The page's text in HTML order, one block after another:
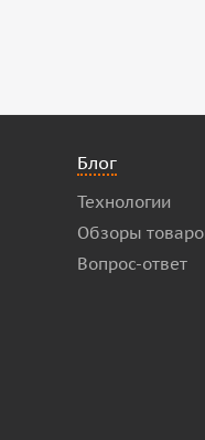
Блог
Технологии
Обзоры
Вопрос-ответ